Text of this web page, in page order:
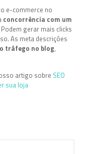
e-commerce no
concorrência com um
Podem gerar mais clicks
As meta descrições
tráfego no blog,
artigo sobre SEO
sua loja